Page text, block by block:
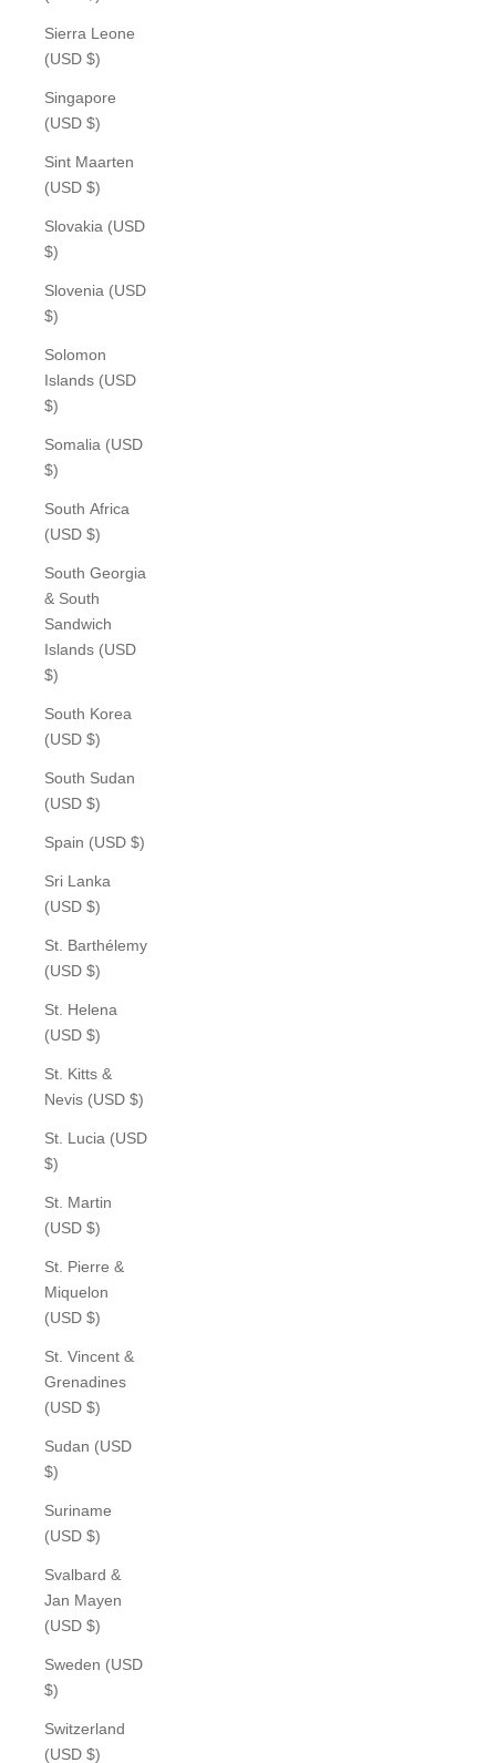
Sierra Leone
(USD $)
Singapore
(USD $)
Sint Maarten
(USD $)
Slovakia (USD
$)
Slovenia (USD
$)
Solomon
Islands (USD
$)
Somalia (USD
$)
South Africa
(USD $)
South Georgia
& South
Sandwich
Islands (USD
$)
South Korea
(USD $)
South Sudan
(USD $)
Spain (USD $)
Sri Lanka
(USD $)
St. Barthélemy
(USD $)
St. Helena
(USD $)
St. Kitts &
Nevis (USD $)
St. Lucia (USD
$)
St. Martin
(USD $)
St. Pierre &
Miquelon
(USD $)
St. Vincent &
Grenadines
(USD $)
Sudan (USD
$)
Suriname
(USD $)
Svalbard &
Jan Mayen
(USD $)
Sweden (USD
$)
Switzerland
(USD $)